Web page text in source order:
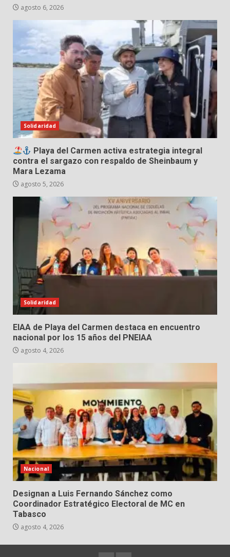
agosto 6, 2026
Solidaridad
Playa del Carmen activa estrategia integral
contra el sargazo con respaldo de Sheinbaum y
Mara Lezama
agosto 5, 2026
Solidaridad
EIAA de Playa del Carmen destaca en encuentro
nacional por los 15 años del PNEIAA
agosto 4, 2026
Nacional
Designan a Luis Fernando Sánchez como
Coordinador Estratégico Electoral de MC en
Tabasco
agosto 4, 2026